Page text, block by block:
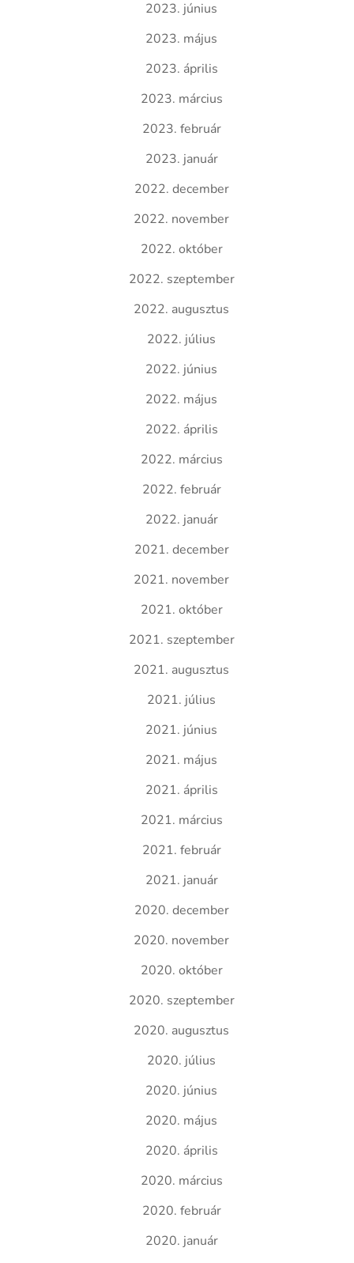
2023. június
2023. május
2023. április
2023. március
2023. február
2023. január
2022. december
2022. november
2022. október
2022. szeptember
2022. augusztus
2022. július
2022. június
2022. május
2022. április
2022. március
2022. február
2022. január
2021. december
2021. november
2021. október
2021. szeptember
2021. augusztus
2021. július
2021. június
2021. május
2021. április
2021. március
2021. február
2021. január
2020. december
2020. november
2020. október
2020. szeptember
2020. augusztus
2020. július
2020. június
2020. május
2020. április
2020. március
2020. február
2020. január